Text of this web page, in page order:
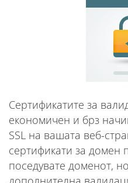
Сертификатите за
економичен и брз
SSL на вашата веб-
сертификати за домен
поседувате доменот,